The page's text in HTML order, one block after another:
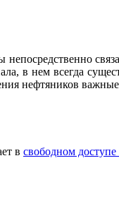
в нем всегда
нефтяников
в свободном